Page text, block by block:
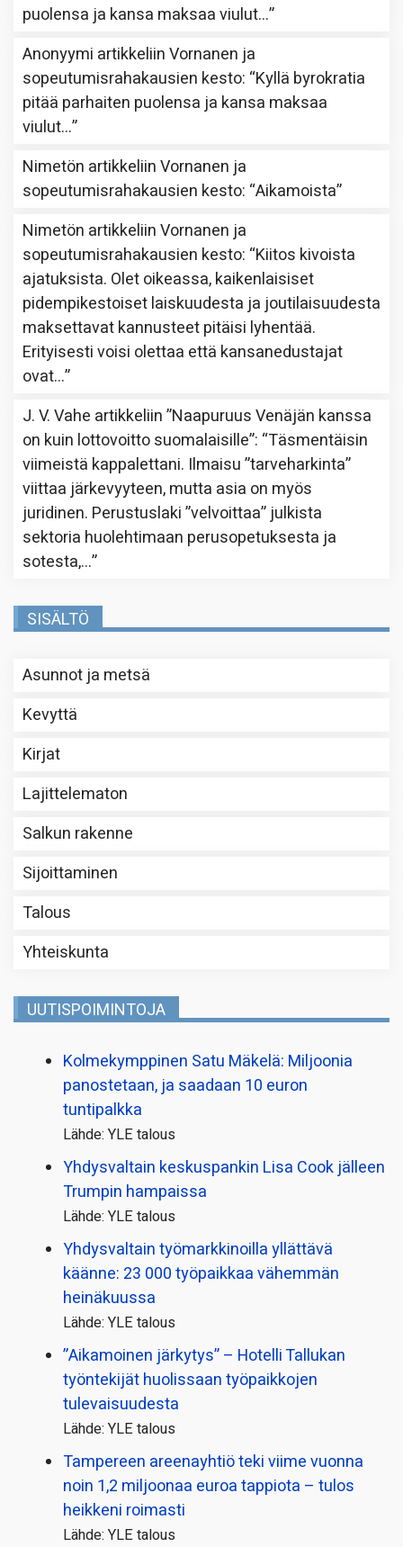
puolensa ja kansa maksaa viulut…”
Anonyymi artikkeliinVornanen ja
sopeutumisrahakausien kesto: “Kyllä byrokratia
pitää parhaiten puolensa ja kansa maksaa
viulut…”
Nimetön artikkeliinVornanen ja
sopeutumisrahakausien kesto: “Aikamoista”
Nimetön artikkeliinVornanen ja
sopeutumisrahakausien kesto: “Kiitos kivoista
ajatuksista. Olet oikeassa, kaikenlaisiset
pidempikestoiset laiskuudesta ja joutilaisuudesta
maksettavat kannusteet pitäisi lyhentää.
Erityisesti voisi olettaa että kansanedustajat
ovat…”
J. V. Vahe artikkeliin”Naapuruus Venäjän kanssa
on kuin lottovoitto suomalaisille”: “Täsmentäisin
viimeistä kappalettani. Ilmaisu ”tarveharkinta”
viittaa järkevyyteen, mutta asia on myös
juridinen. Perustuslaki ”velvoittaa” julkista
sektoria huolehtimaan perusopetuksesta ja
sotesta,…”
SISÄLTÖ
Asunnot ja metsä
Kevyttä
Kirjat
Lajittelematon
Salkun rakenne
Sijoittaminen
Talous
Yhteiskunta
UUTISPOIMINTOJA
Kolmekymppinen Satu Mäkelä: Miljoonia
panostetaan, ja saadaan 10 euron
tuntipalkka
Lähde: YLE talous
Yhdysvaltain keskuspankin Lisa Cook jälleen
Trumpin hampaissa
Lähde: YLE talous
Yhdysvaltain työmarkkinoilla yllättävä
käänne: 23 000 työpaikkaa vähemmän
heinäkuussa
Lähde: YLE talous
”Aikamoinen järkytys” – Hotelli Tallukan
työntekijät huolissaan työpaikkojen
tulevaisuudesta
Lähde: YLE talous
Tampereen areenayhtiö teki viime vuonna
noin 1,2 miljoonaa euroa tappiota – tulos
heikkeni roimasti
Lähde: YLE talous